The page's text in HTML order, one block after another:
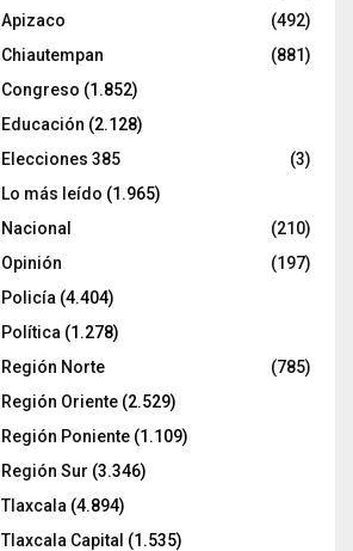
Apizaco
(492)
Chiautempan
(881)
Congreso (1.852)
Educación (2.128)
Elecciones 385
(3)
Lo más leído (1.965)
Nacional
(210)
Opinión
(197)
Policía (4.404)
Política (1.278)
Región Norte
(785)
Región Oriente (2.529)
Región Poniente (1.109)
Región Sur (3.346)
Tlaxcala (4.894)
Tlaxcala Capital (1.535)